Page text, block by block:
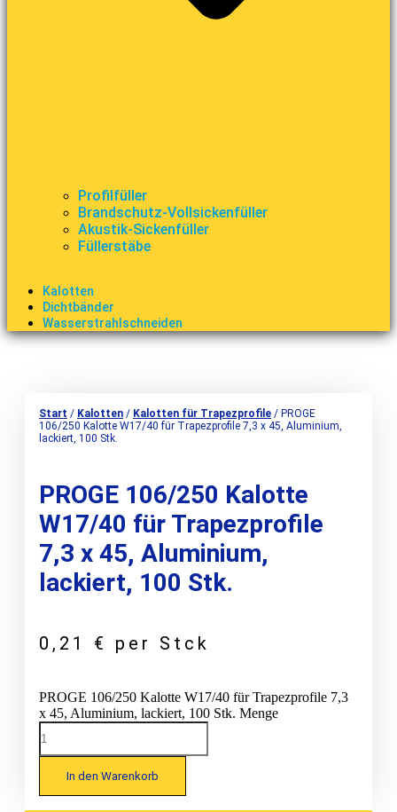
Profilfüller
Brandschutz-Vollsickenfüller
Akustik-Sickenfüller
Füllerstäbe
Kalotten
Dichtbänder
Wasserstrahlschneiden
Start / Kalotten / Kalotten für Trapezprofile / PROGE
106/250 Kalotte W17/40 für Trapezprofile 7,3 x 45, Aluminium,
lackiert, 100 Stk.
PROGE 106/250 Kalotte
W17/40 für Trapezprofile
7,3 x 45, Aluminium,
lackiert, 100 Stk.
0,21 € per Stck
PROGE 106/250 Kalotte W17/40 für Trapezprofile 7,3
x 45, Aluminium, lackiert, 100 Stk. Menge
In den Warenkorb